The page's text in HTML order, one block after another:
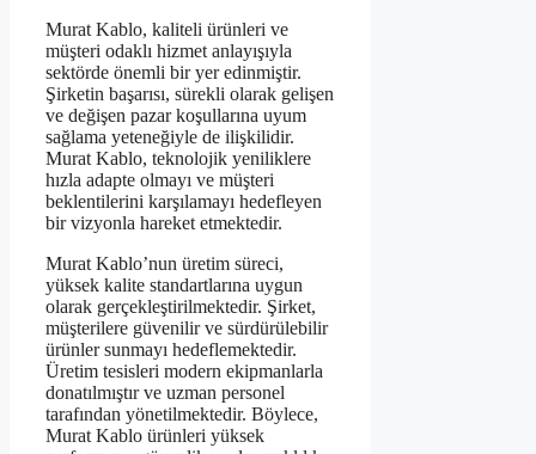
Murat Kablo, kaliteli ürünleri ve
müşteri odaklı hizmet anlayışıyla
sektörde önemli bir yer edinmiştir.
Şirketin başarısı, sürekli olarak gelişen
ve değişen pazar koşullarına uyum
sağlama yeteneğiyle de ilişkilidir.
Murat Kablo, teknolojik yeniliklere
hızla adapte olmayı ve müşteri
beklentilerini karşılamayı hedefleyen
bir vizyonla hareket etmektedir.
Murat Kablo’nun üretim süreci,
yüksek kalite standartlarına uygun
olarak gerçekleştirilmektedir. Şirket,
müşterilere güvenilir ve sürdürülebilir
ürünler sunmayı hedeflemektedir.
Üretim tesisleri modern ekipmanlarla
donatılmıştır ve uzman personel
tarafından yönetilmektedir. Böylece,
Murat Kablo ürünleri yüksek